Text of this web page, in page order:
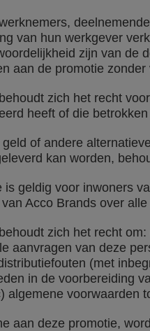
van hun werkgever
zijn van de
aan de promotie
zich het recht
heeft of die
of andere
kan worden,
is geldig voor inwoners
Acco Brands over
zich het recht
aanvragen van deze
(met
in de voorbereiding
algemene voorwaarden
aan deze promotie,